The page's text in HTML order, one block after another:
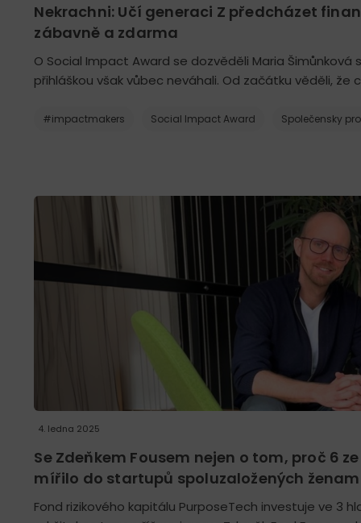
Nekrachni: Učí generaci Z předcházet
zábavně a zdarma
O Social Impact Award se dozvěděli Maria
přihláškou však vůbec neváhali. Od začátku věděli,
#impactmakers Social Impact Award Společensky
4. ledna 2025
Se Zdeňkem Fousem nejen o tom, proč 6
mířilo do startupů spoluzaložených
Fond rizikového kapitálu PurposeTech investuje ve 3